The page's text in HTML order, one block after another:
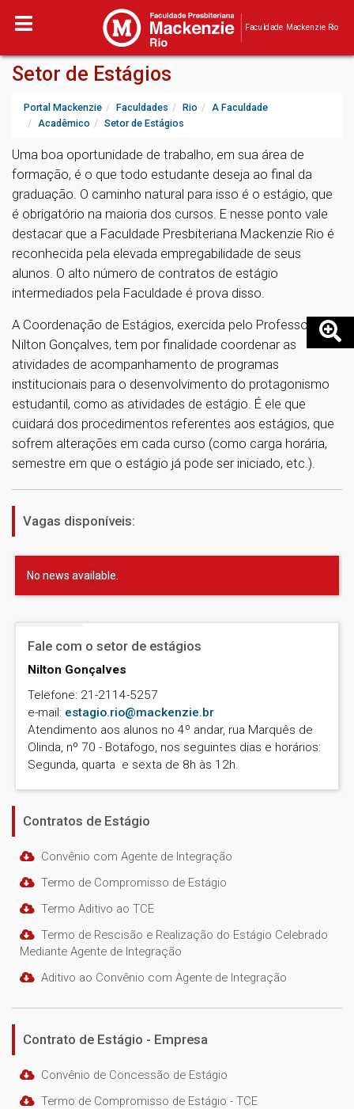
Faculdade Mackenzie Rio
Setor de Estágios
Portal Mackenzie Faculdades Rio
A Faculdade
Acadêmico
Setor de Estágios
Uma boa oportunidade de trabalho, em sua área de
formação, é o que todo estudante deseja ao final da
graduação. O caminho natural para isso é o estágio, que
é obrigatório na maioria dos cursos. E nesse ponto vale
destacar que a Faculdade Presbiteriana Mackenzie Rio é
reconhecida pela elevada empregabilidade de seus
alunos. O alto número de contratos de estágio
intermediados pela Faculdade é prova disso.
A Coordenação de Estágios, exercida pelo Professor
Nilton Gonçalves, tem por finalidade coordenar as
atividades de acompanhamento de programas
institucionais para o desenvolvimento do protagonismo
estudantil, como as atividades de estágio. É ele que
cuidará dos procedimentos referentes aos estágios, que
sofrem alterações em cada curso (como carga horária,
semestre em que o estágio já pode ser iniciado, etc.).
Vagas disponíveis:
No news available.
Fale com o setor de estágios
Nilton Gonçalves
Telefone: 21-2114-5257
e-mail: estagio.rio@mackenzie.br
Atendimento aos alunos no 4º andar, rua Marquês de
Olinda, nº 70 - Botafogo, nos seguintes dias e horários:
Segunda, quarta e sexta de 8h às 12h.
Contratos de Estágio
Convênio com Agente de Integração
Termo de Compromisso de Estágio
Termo Aditivo ao TCE
Termo de Rescisão e Realização do Estágio Celebrado
Mediante Agente de Integração
Aditivo ao Convênio com Agente de Integração
Contrato de Estágio - Empresa
Convênio de Concessão de Estágio
Termo de Compromisso de Estágio - TCE